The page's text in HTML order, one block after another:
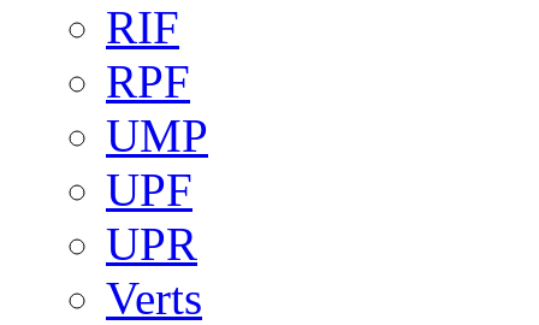
RIF
RPF
UMP
UPF
UPR
Verts